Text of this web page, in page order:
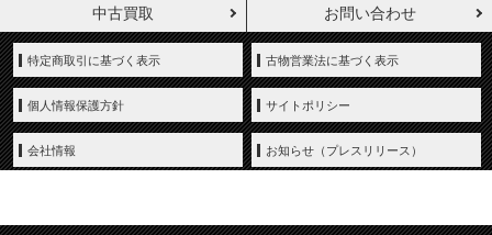
中古買取 お問い合わせ
特定商取引に基づく表示 古物営業法に基づく表示
個人情報保護方針 サイトポリシー
会社情報 お知らせ（プレスリリース）